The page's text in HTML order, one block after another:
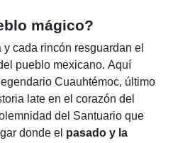
mágico?
cada rincón resguardan el
pueblo mexicano. Aquí
Cuauhtémoc, último
late en el corazón del
del Santuario que
donde el pasado y la